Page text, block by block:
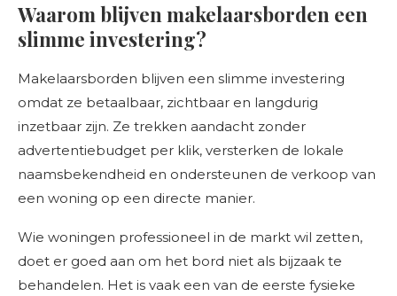
Waarom blijven makelaarsborden een
slimme investering?
Makelaarsborden blijven een slimme investering
omdat ze betaalbaar, zichtbaar en langdurig
inzetbaar zijn. Ze trekken aandacht zonder
advertentiebudget per klik, versterken de lokale
naamsbekendheid en ondersteunen de verkoop van
een woning op een directe manier.
Wie woningen professioneel in de markt wil zetten,
doet er goed aan om het bord niet als bijzaak te
behandelen. Het is vaak een van de eerste fysieke